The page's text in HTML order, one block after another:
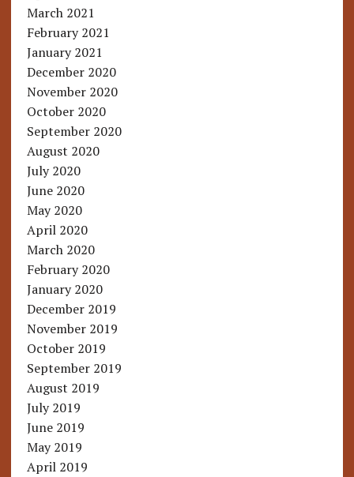
March 2021
February 2021
January 2021
December 2020
November 2020
October 2020
September 2020
August 2020
July 2020
June 2020
May 2020
April 2020
March 2020
February 2020
January 2020
December 2019
November 2019
October 2019
September 2019
August 2019
July 2019
June 2019
May 2019
April 2019